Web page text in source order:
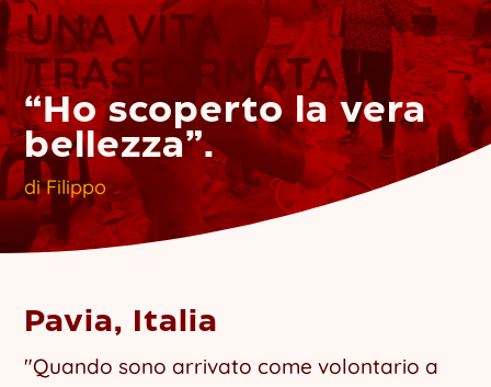
UNA VITA
TRASFORMATA
“Ho scoperto la vera
bellezza”.
diFilippo
Pavia, Italia
"Quando sono arrivato come volontario a